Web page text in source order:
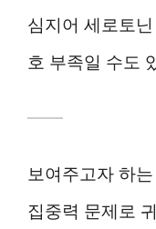
심지어 세로토
호 부족일 수도
보여주고자 하
집중력 문제로